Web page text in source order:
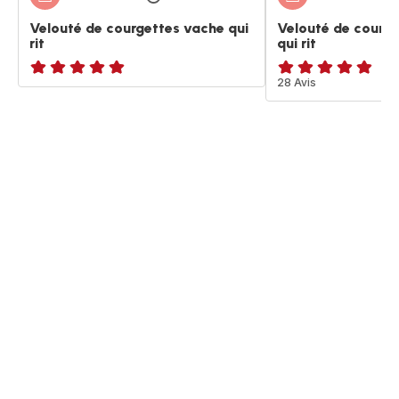
Velouté de courgettes vache qui
rit
ratings.NaN
Velouté de
qui rit
ratings.4.8
28 Avis